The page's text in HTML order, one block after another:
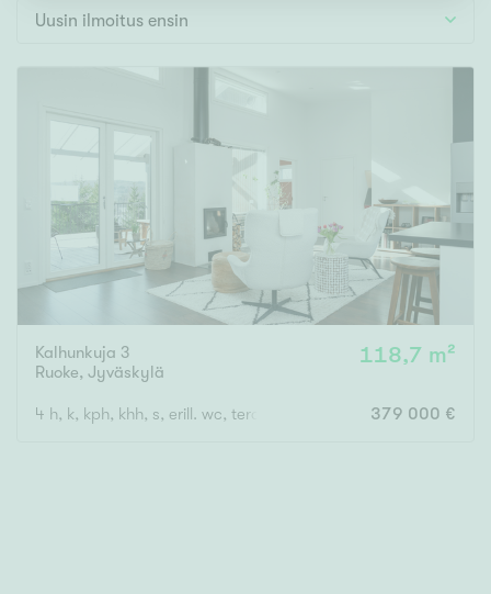
000 000 €
Pinta-ala
Uusin ilmoitus ensin
Kalhunkuja 3
Ruoke, Jyväskylä
118,7 m²
4 h, k, kph, khh, s, erill. wc, terassiparveke, autokatos
379 000 €